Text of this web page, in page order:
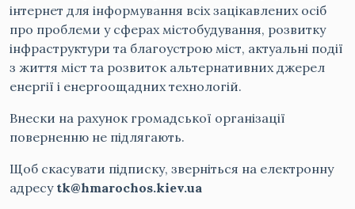
інтернет для інформування всіх зацікавлених осіб
про проблеми у сферах містобудування, розвитку
інфраструктури та благоустрою міст, актуальні події
з життя міст та розвиток альтернативних джерел
енергії і енергоощадних технологій.
Внески на рахунок громадської організації
поверненню не підлягають.
Щоб скасувати підписку, зверніться на електронну
адресу tk@hmarochos.kiev.ua